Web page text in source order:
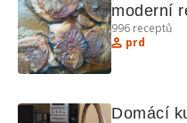
moderní
996 receptů
prd
Domácí